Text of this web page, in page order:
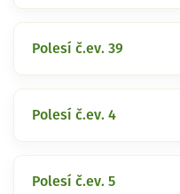
Polesí č.ev. 39
Polesí č.ev. 4
Polesí č.ev. 5